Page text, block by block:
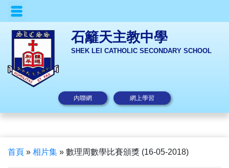
石籬天主教中學
SHEK LEI CATHOLIC SECONDARY SCHOOL
內聯網 網上學習
首頁 » 相片集 » 數理周數學比賽頒獎 (16-05-2018)